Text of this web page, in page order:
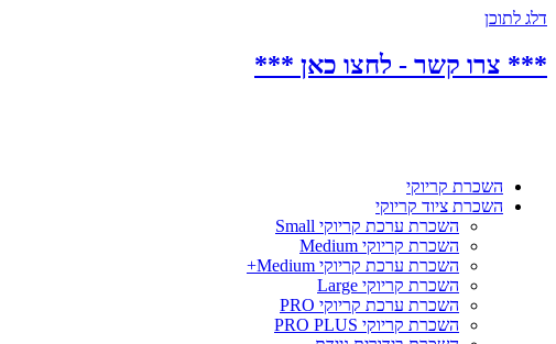
דלג לתוכן
*** צרו קשר - לחצו כאן ***
השכרת קריוקי
השכרת ציוד קריוקי
השכרת ערכת קריוקי Small
השכרת קריוקי Medium
השכרת ערכת קריוקי Medium+
השכרת קריוקי Large
השכרת ערכת קריוקי PRO
השכרת קריוקי PRO PLUS